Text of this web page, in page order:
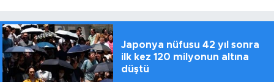
Japonya nüfusu 42 yıl sonra
ilk kez 120 milyonun altına
düştü